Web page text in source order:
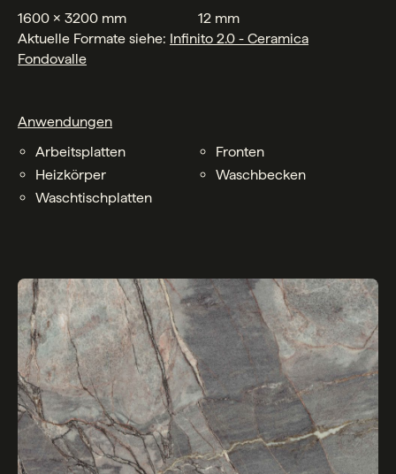
1600 x 3200 mm
12 mm
Aktuelle Formate siehe: Infinito 2.0 - Ceramica
Fondovalle
Anwendungen
Arbeitsplatten
Fronten
Heizkörper
Waschbecken
Waschtischplatten